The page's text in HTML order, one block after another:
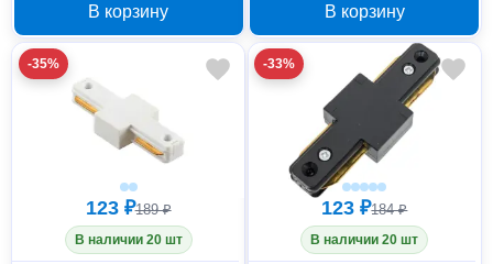
В корзину В корзину
-35%
123 ₽189 ₽
В наличии 20 шт
-33%
123 ₽184 ₽
В наличии 20 шт